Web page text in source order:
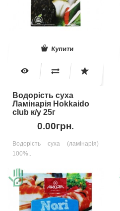
Купити
Водорість суха
Ламінарія Hokkaido
club к/у 25г
0.00грн.
Водорість суха (ламінарія)
100%..